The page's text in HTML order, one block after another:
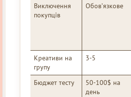
Виключення
покупців
Обов’язкове
Креативи на
групу
3-5
Бюджет тесту
50-100$ на
день